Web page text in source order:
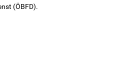
(ÖBFD).